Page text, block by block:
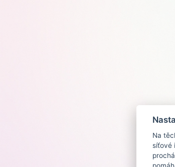
Na
síťové